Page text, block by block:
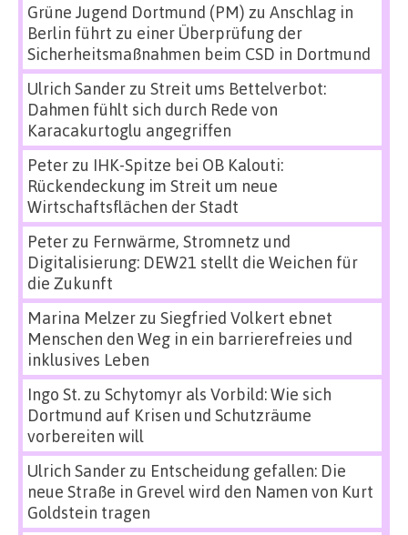
Grüne Jugend Dortmund (PM) zu Anschlag in
Berlin führt zu einer Überprüfung der
Sicherheitsmaßnahmen beim CSD in Dortmund
Ulrich Sanderzu Streit ums Bettelverbot:
Dahmen fühlt sich durch Rede von
Karacakurtoglu angegriffen
Peterzu IHK-Spitze bei OB Kalouti:
Rückendeckung im Streit um neue
Wirtschaftsflächen der Stadt
Peterzu Fernwärme, Stromnetz und
Digitalisierung: DEW21 stellt die Weichen für
die Zukunft
Marina Melzerzu Siegfried Volkert ebnet
Menschen den Weg in ein barrierefreies und
inklusives Leben
Ingo St.zu Schytomyr als Vorbild: Wie sich
Dortmund auf Krisen und Schutzräume
vorbereiten will
Ulrich Sanderzu Entscheidung gefallen: Die
neue Straße in Grevel wird den Namen von Kurt
Goldstein tragen